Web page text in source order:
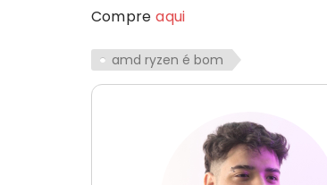
Compreaqui
amd ryzen é bom